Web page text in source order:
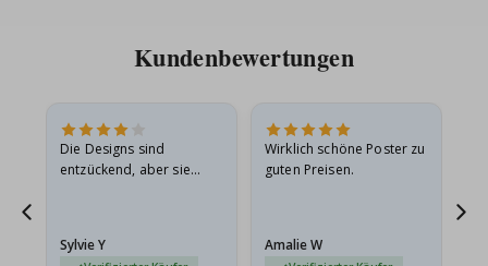
Kundenbewertungen
Die Designs sind
entzückend, aber sie
sie…
Sylvie Y
Wirklich schöne Poster zu
guten Preisen.
Amalie W